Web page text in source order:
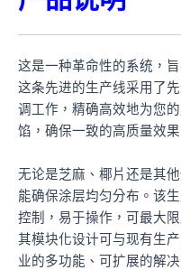
这是一种革命性的系统，
这条先进的生产线采用了
调工作，精确高效地为您
馅，确保一致的高质量效果
无论是芝麻、椰片还是其
能确保涂层均匀分布。该
控制，易于操作，可最大
其模块化设计可与现有生
业的多功能、可扩展的解决